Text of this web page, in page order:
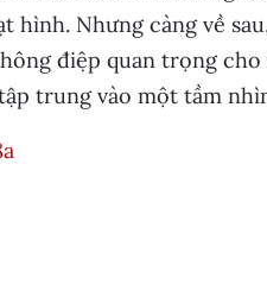
hình. Nhưng càng về
điệp quan trọng cho
trung vào một tầm